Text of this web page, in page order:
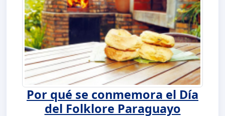
Por qué se conmemora el Día
del Folklore Paraguayo